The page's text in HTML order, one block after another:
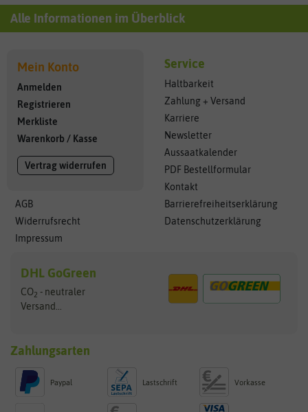
Alle Informationen im Überblick
Mein Konto
Anmelden
Registrieren
Merkliste
Warenkorb / Kasse
Vertrag widerrufen
AGB
Widerrufsrecht
Impressum
Service
Haltbarkeit
Zahlung + Versand
Karriere
Newsletter
Aussaatkalender
PDF Bestellformular
Kontakt
Barrierefreiheitserklärung
Datenschutzerklärung
DHL GoGreen
CO2 - neutraler
Versand...
Zahlungsarten
Paypal Lastschrift Vorkasse